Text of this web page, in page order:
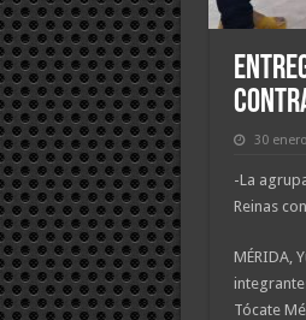
30
-La
Reinas
MÉRIDA,
Tócate